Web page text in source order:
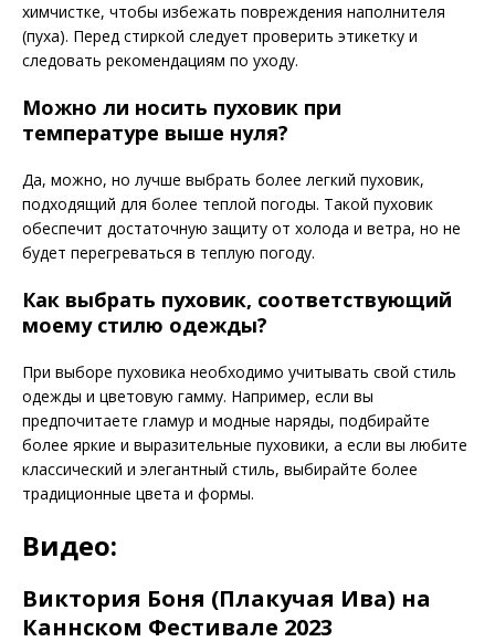
химчистке, чтобы избежать повреждения наполнителя
(пуха). Перед стиркой следует проверить этикетку и
следовать рекомендациям по уходу.
Можно ли носить пуховик при
температуре выше нуля?
Да, можно, но лучше выбрать более легкий пуховик,
подходящий для более теплой погоды. Такой пуховик
обеспечит достаточную защиту от холода и ветра, но не
будет перегреваться в теплую погоду.
Как выбрать пуховик, соответствующий
моему стилю одежды?
При выборе пуховика необходимо учитывать свой стиль
одежды и цветовую гамму. Например, если вы
предпочитаете гламур и модные наряды, подбирайте
более яркие и выразительные пуховики, а если вы любите
классический и элегантный стиль, выбирайте более
традиционные цвета и формы.
Видео:
Виктория Боня (Плакучая Ива) на
Каннском Фестивале 2023